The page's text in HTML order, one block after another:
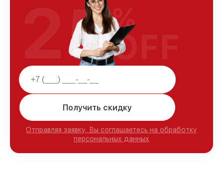
Получить скидку
Отправляя заявку, Вы соглашаетесь на обработку
персональных данных
25%
OFF